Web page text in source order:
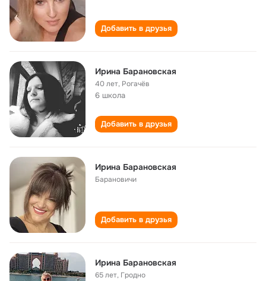
Добавить в друзья
Ирина Барановская
40 лет, Рогачёв
6 школа
Добавить в друзья
Ирина Барановская
Барановичи
Добавить в друзья
Ирина Барановская
65 лет, Гродно